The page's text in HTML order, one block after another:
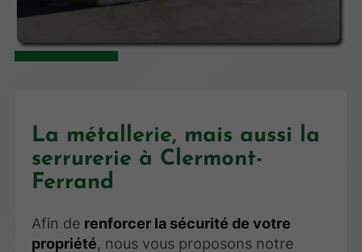
La métallerie, mais aussi la
serrurerie à Clermont-
Ferrand
Afin de renforcer la sécurité de votre
propriété, nous vous proposons notre